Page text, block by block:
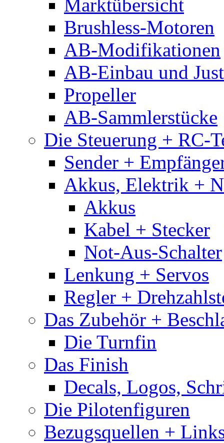
Marktübersicht
Brushless-Motoren
AB-Modifikationen
AB-Einbau und
Propeller
AB-Sammlerstücke
Die Steuerung + RC-
Sender +
Akkus, Elektrik +
Akkus
Kabel + Stecker
Not-Aus-Schalter
Lenkung + Servos
Regler +
Das Zubehör +
Die Turnfin
Das Finish
Decals, Logos,
Die Pilotenfiguren
Bezugsquellen +